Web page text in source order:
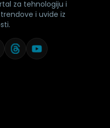
za tehnologiju i
i uvide iz